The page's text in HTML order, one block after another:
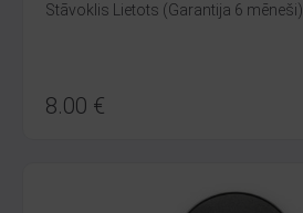
Stāvoklis Lietots (Garantija 6 mēneši)
8.00 €